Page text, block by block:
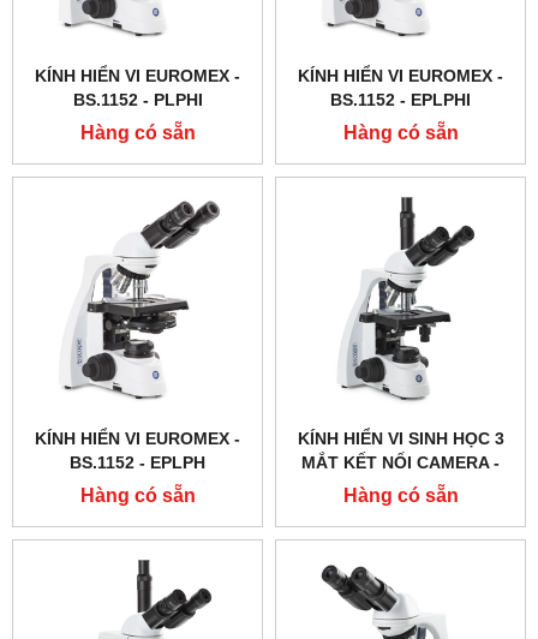
KÍNH HIỂN VI EUROMEX -
BS.1152 ‑ PLPHI
Hàng có sẵn
KÍNH HIỂN VI EUROMEX -
BS.1152 ‑ EPLPHI
Hàng có sẵn
KÍNH HIỂN VI EUROMEX -
BS.1152 ‑ EPLPH
Hàng có sẵn
KÍNH HIỂN VI SINH HỌC 3
MẮT KẾT NỐI CAMERA -
BS.1153 ‑ PLI - EUROMEX -
HÀ LAN
Hàng có sẵn